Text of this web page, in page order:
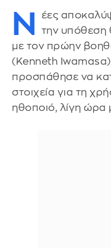
Ν
έες
την υπόθεση
με τον πρώην
(Kenneth Iwamasa),
προσπάθησε να
στοιχεία για τη
ηθοποιό, λίγη ώρα